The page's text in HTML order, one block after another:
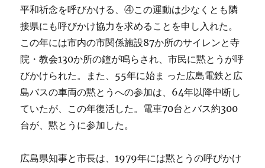
平和祈念を呼びかける、④この運動は少なくとも隣
接県にも呼びかけ協力を求めることを申し入れた。
この年には市内の市関係施設87か所のサイレンと寺
院・教会130か所の鐘が鳴らされ、市民に黙とうが呼
びかけられた。また、55年に始ま った広島電鉄と広
島バスの車両の黙とうへの参加は、64年以降中断し
ていたが、この年復活した。電車70台とバス約300
台が、黙とうに参加した。
広島県知事と市長は、1979年には黙とうの呼びかけ